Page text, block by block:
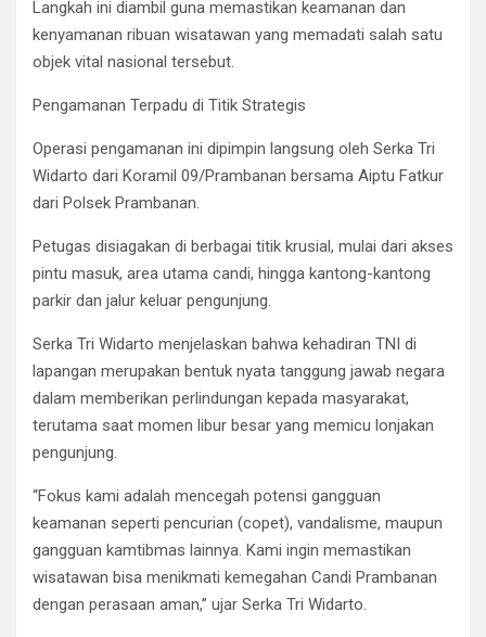
Langkah ini diambil guna memastikan keamanan dan
kenyamanan ribuan wisatawan yang memadati salah satu
objek vital nasional tersebut.
Pengamanan Terpadu di Titik Strategis
Operasi pengamanan ini dipimpin langsung oleh Serka Tri
Widarto dari Koramil 09/Prambanan bersama Aiptu Fatkur
dari Polsek Prambanan.
Petugas disiagakan di berbagai titik krusial, mulai dari akses
pintu masuk, area utama candi, hingga kantong-kantong
parkir dan jalur keluar pengunjung.
Serka Tri Widarto menjelaskan bahwa kehadiran TNI di
lapangan merupakan bentuk nyata tanggung jawab negara
dalam memberikan perlindungan kepada masyarakat,
terutama saat momen libur besar yang memicu lonjakan
pengunjung.
“Fokus kami adalah mencegah potensi gangguan
keamanan seperti pencurian (copet), vandalisme, maupun
gangguan kamtibmas lainnya. Kami ingin memastikan
wisatawan bisa menikmati kemegahan Candi Prambanan
dengan perasaan aman,” ujar Serka Tri Widarto.